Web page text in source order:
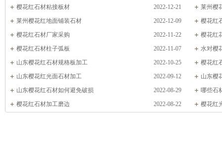
2022-12-21
樱花红石材粘接板材
莱州樱
2022-12-09
莱州樱花红地面铺装石材
樱花红
2022-11-22
樱花红石材厂家采购
樱花红
2022-11-07
樱花红石材柱子弧板
水对樱
2022-10-25
山东樱花红石材规格板加工
樱花红
2022-09-12
山东樱花红光面石材加工
山东樱
2022-08-29
山东樱花红石材如何避免破损
哪些石
2022-08-22
樱花红石材加工磨边 樱花红